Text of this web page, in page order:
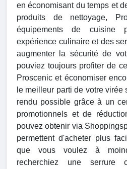
en économisant du temps et
produits de nettoyage,
équipements de cuisine
expérience culinaire et des
augmenter la sécurité de
pouviez toujours profiter de
Proscenic et économiser
le meilleur parti de votre
rendu possible grâce à un
promotionnels et de
pouvez obtenir via
permettent d'acheter plus
que vous voulez à
recherchiez une serrure